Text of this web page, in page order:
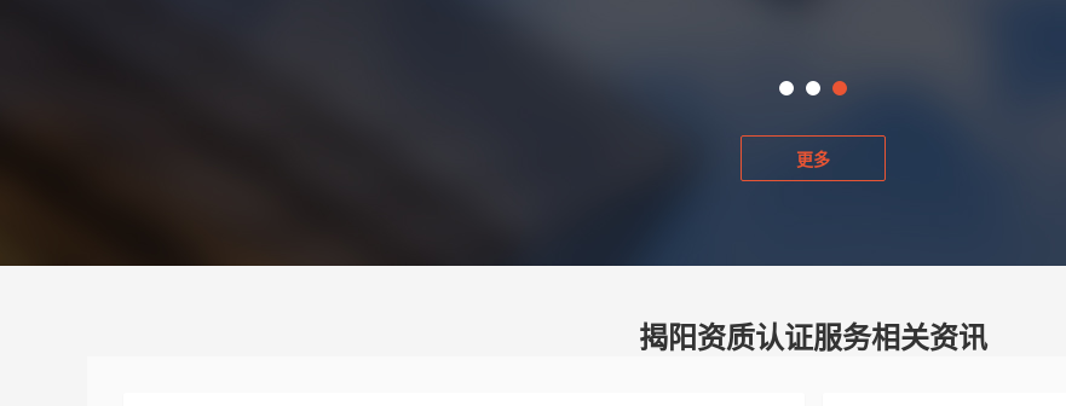
更多
揭阳资质认证服务相关资讯